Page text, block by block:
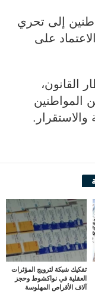
إلى تحري
على
القانون،
المواطنين
والاستقرار.
تفكيك شبكة لترويج المؤثرات
العقلية في نواكشوط وحجز
آلاف الأقراص المهلوسة